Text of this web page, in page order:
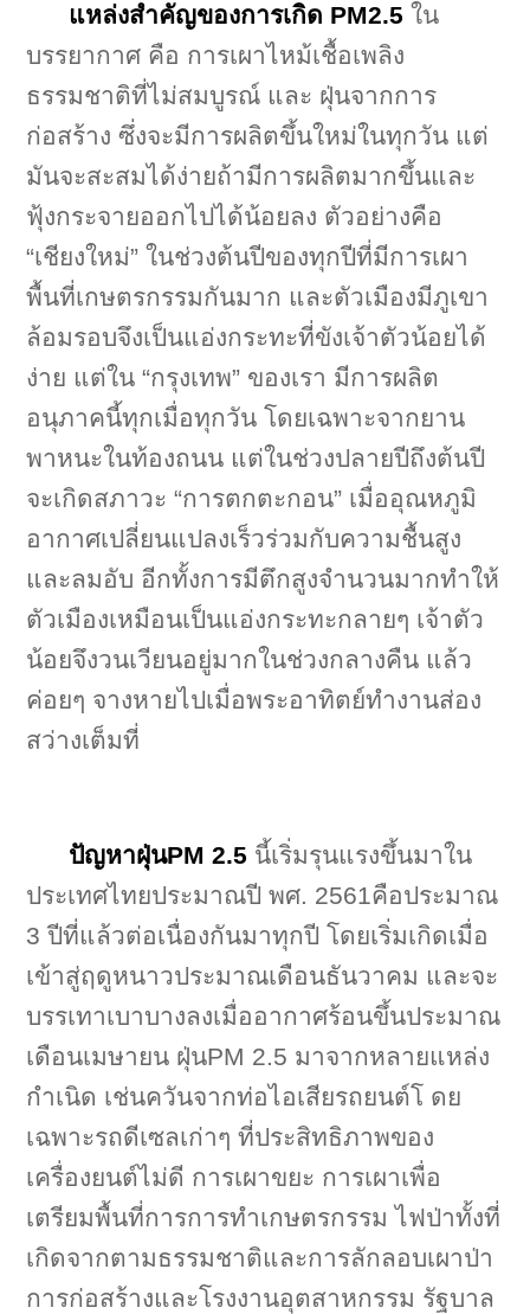
แหล่งสำคัญของการเกิด PM2.5 ใน
บรรยากาศ คือ การเผาไหม้เชื้อเพลิง
ธรรมชาติที่ไม่สมบูรณ์ และ ฝุ่นจากการ
ก่อสร้าง ซึ่งจะมีการผลิตขึ้นใหม่ในทุกวัน แต่
มันจะสะสมได้ง่ายถ้ามีการผลิตมากขึ้นและ
ฟุ้งกระจายออกไปได้น้อยลง ตัวอย่างคือ
“เชียงใหม่” ในช่วงต้นปีของทุกปีที่มีการเผา
พื้นที่เกษตรกรรมกันมาก และตัวเมืองมีภูเขา
ล้อมรอบจึงเป็นแอ่งกระทะที่ขังเจ้าตัวน้อยได้
ง่าย แต่ใน “กรุงเทพ” ของเรา มีการผลิต
อนุภาคนี้ทุกเมื่อทุกวัน โดยเฉพาะจากยาน
พาหนะในท้องถนน แต่ในช่วงปลายปีถึงต้นปี
จะเกิดสภาวะ “การตกตะกอน” เมื่ออุณหภูมิ
อากาศเปลี่ยนแปลงเร็วร่วมกับความชื้นสูง
และลมอับ อีกทั้งการมีตึกสูงจำนวนมากทำให้
ตัวเมืองเหมือนเป็นแอ่งกระทะกลายๆ เจ้าตัว
น้อยจึงวนเวียนอยู่มากในช่วงกลางคืน แล้ว
ค่อยๆ จางหายไปเมื่อพระอาทิตย์ทำงานส่อง
สว่างเต็มที่
ปัญหาฝุ่นPM 2.5 นี้เริ่มรุนแรงขึ้นมาใน
ประเทศไทยประมาณปี พศ. 2561คือประมาณ
3 ปีที่แล้วต่อเนื่องกันมาทุกปี โดยเริ่มเกิดเมื่อ
เข้าสู่ฤดูหนาวประมาณเดือนธันวาคม และจะ
บรรเทาเบาบางลงเมื่ออากาศร้อนขึ้นประมาณ
เดือนเมษายน ฝุ่นPM 2.5 มาจากหลายแหล่ง
กำเนิด เช่นควันจากท่อไอเสียรถยนต์โ ดย
เฉพาะรถดีเซลเก่าๆ ที่ประสิทธิภาพของ
เครื่องยนต์ไม่ดี การเผาขยะ การเผาเพื่อ
เตรียมพื้นที่การการทำเกษตรกรรม ไฟป่าทั้งที่
เกิดจากตามธรรมชาติและการลักลอบเผาป่า
การก่อสร้างและโรงงานอุตสาหกรรม รัฐบาล